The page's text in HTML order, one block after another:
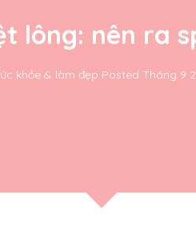
lông: nên ra
khỏe & làm đẹp Posted Tháng 9